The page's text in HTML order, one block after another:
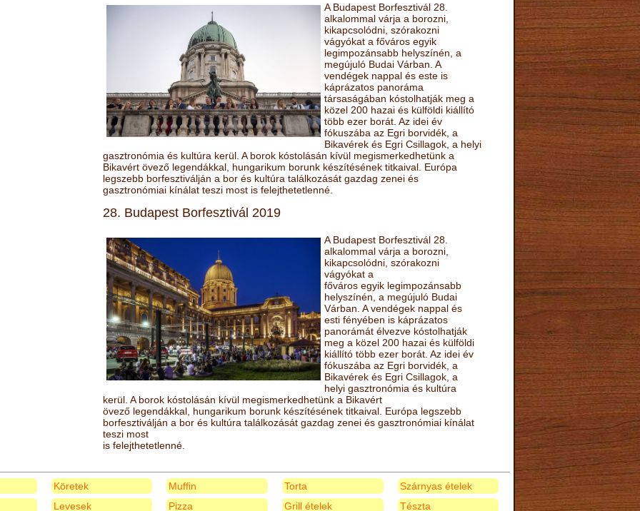
A Budapest Borfesztivál 28.
alkalommal várja a borozni,
kikapcsolódni, szórakozni
vágyókat a főváros egyik
legimpozánsabb helyszínén, a
megújuló Budai Várban. A
vendégek nappal és este is
káprázatos panoráma
társaságában kóstolhatják meg a
közel 200 hazai és külföldi kiállító
több ezer borát. Az idei év
fókuszába az Egri borvidék, a
Bikavérek és Egri Csillagok, a helyi
gasztronómia és kultúra kerül. A borok kóstolásán kívül megismerkedhetünk a
Bikavért övező legendákkal, hungarikum borunk készítésének titkaival. Európa
legszebb borfesztiválján a bor és kultúra találkozását gazdag zenei és
gasztronómiai kínálat teszi most is felejthetetlenné.
28. Budapest Borfesztivál 2019
A Budapest Borfesztivál 28.
alkalommal várja a borozni,
kikapcsolódni, szórakozni
vágyókat a
főváros egyik legimpozánsabb
helyszínén, a megújuló Budai
Várban. A vendégek nappal és
esti fényében is káprázatos
panorámát élvezve kóstolhatják
meg a közel 200 hazai és külföldi
kiállító több ezer borát. Az idei év
fókuszába az Egri borvidék, a
Bikavérek és Egri Csillagok, a
helyi gasztronómia és kultúra
kerül. A borok kóstolásán kívül megismerkedhetünk a Bikavért
övező legendákkal, hungarikum borunk készítésének titkaival. Európa legszebb
borfesztiválján a bor és kultúra találkozását gazdag zenei és gasztronómiai kínálat
teszi most
is felejthetetlenné.
Köretek
Levesek
Muffin
Pizza
Torta
Grill ételek
Szárnyas ételek
Tészta